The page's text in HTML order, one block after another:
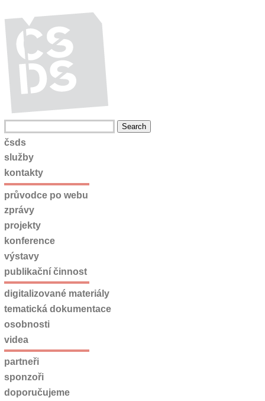
čsds
služby
kontakty
průvodce po webu
zprávy
projekty
konference
výstavy
publikační činnost
digitalizované materiály
tematická dokumentace
osobnosti
videa
partneři
sponzoři
doporučujeme